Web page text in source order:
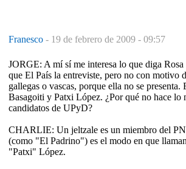
Franesco - 19 de febrero de 2009 - 09:57
JORGE: A mí sí me interesa lo que diga
que El País la entreviste, pero no con motivo
gallegas o vascas, porque ella no se presenta.
Basagoiti y Patxi López. ¿Por qué no hace lo
candidatos de UPyD?
CHARLIE: Un jeltzale es un miembro del
(como "El Padrino") es el modo en que
"Patxi" López.